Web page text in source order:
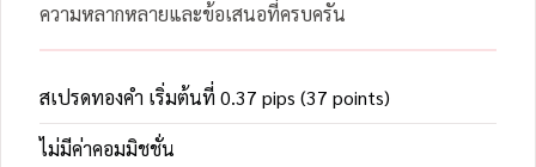
ความหลากหลายและข้อเสนอที่ครบครัน
สเปรดทองคำ เริ่มต้นที่ 0.37 pips (37 points)
ไม่มีค่าคอมมิชชั่น